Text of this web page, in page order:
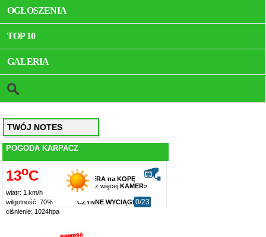
OGŁOSZENIA
TOP 10
GALERIA
TWÓJ NOTES
POGODA KARPACZ
13oC
wiatr: 1 km/h
wilgotność: 70%
ciśnienie: 1024hpa
KAMERA na KOPĘ
zobacz więcej KAMER»
CZYNNE WYCIĄGI0/23